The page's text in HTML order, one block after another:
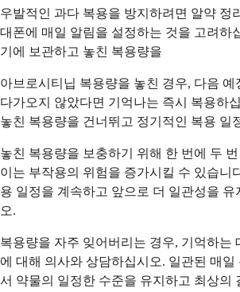
우발적인 과다 복용을 방지하려면 알약 정
대폰에 매일 알림을 설정하는 것을 고려하
기에 보관하고 놓친 복용량을
아브로시티닙 복용량을 놓친 경우, 다음 예
다가오지 않았다면 기억나는 즉시 복용하
놓친 복용량을 건너뛰고 정기적인 복용 일
놓친 복용량을 보충하기 위해 한 번에 두
이는 부작용의 위험을 증가시킬 수 있습니
용 일정을 계속하고 앞으로 더 일관성을 유
오.
복용량을 자주 잊어버리는 경우, 기억하는
에 대해 의사와 상담하십시오. 일관된 매일
서 약물의 일정한 수준을 유지하고 최상의